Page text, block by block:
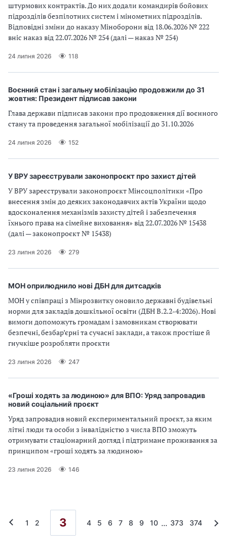
штурмових контрактів. До них додали командирів бойових
підрозділів безпілотних систем і мінометних підрозділів.
Відповідні зміни до наказу Міноборони від 18.06.2026 № 222
вніс наказ від 22.07.2026 № 254 (далі — наказ № 254)
24 липня 2026 118
Воєнний стан і загальну мобілізацію продовжили до 31
жовтня: Президент підписав закони
Глава держави підписав закони про продовження дії воєнного
стану та проведення загальної мобілізації до 31.10.2026
24 липня 2026 152
У ВРУ зареєстрували законопроєкт про захист дітей
У ВРУ зареєстрували законопроєкт Мінсоцполітики «Про
внесення змін до деяких законодавчих актів України щодо
вдосконалення механізмів захисту дітей і забезпечення
їхнього права на сімейне виховання» від 22.07.2026 № 15438
(далі — законопроєкт № 15438)
23 липня 2026 279
МОН оприлюднило нові ДБН для дитсадків
МОН у співпраці з Мінрозвитку оновило державні будівельні
норми для закладів дошкільної освіти (ДБН В.2.2-4:2026). Нові
вимоги допоможуть громадам і замовникам створювати
безпечні, безбар’єрні та сучасні заклади, а також простіше й
гнучкіше розробляти проєкти
23 липня 2026 247
«Гроші ходять за людиною» для ВПО: Уряд запровадив
новий соціальний проєкт
Уряд запровадив новий експериментальний проєкт, за яким
літні люди та особи з інвалідністю з числа ВПО зможуть
отримувати стаціонарний догляд і підтримане проживання за
принципом «гроші ходять за людиною»
23 липня 2026 146
1 2 3 4 5 6 7 8 9 10 ... 373 374